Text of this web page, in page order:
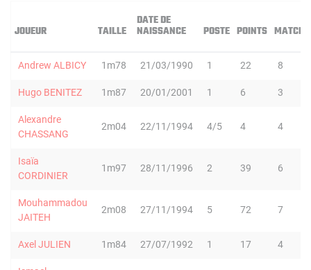
JOUEUR TAILLE
DATE DE
NAISSANCE POSTE POINTS MATCHS
Andrew ALBICY 1m78 21/03/1990 1 22 8
Hugo BENITEZ 1m87 20/01/2001 1 6 3
Alexandre
CHASSANG
2m04 22/11/1994 4/5 4 4
Isaïa
CORDINIER
1m97 28/11/1996 2 39 6
Mouhammadou
JAITEH
2m08 27/11/1994 5 72 7
Axel JULIEN 1m84 27/07/1992 1 17 4